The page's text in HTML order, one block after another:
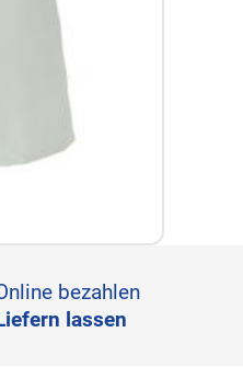
bezahlen
lassen